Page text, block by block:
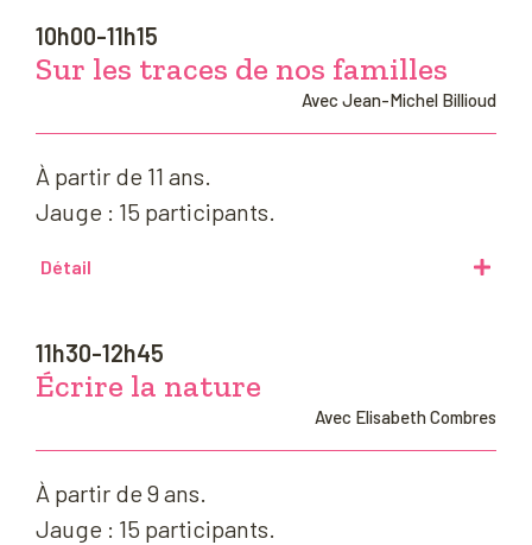
10h00-11h15
Sur les traces de nos familles
Avec Jean-Michel Billioud
À partir de 11 ans.
Jauge : 15 participants.
Détail
11h30-12h45
Écrire la nature
Avec Elisabeth Combres
À partir de 9 ans.
Jauge : 15 participants.